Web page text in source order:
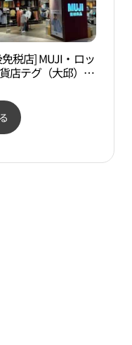
税店] MUJI・ロッ
店テグ（大邱）店